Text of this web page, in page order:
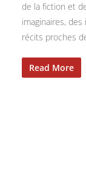
de la fiction et
imaginaires,
récits proches
Read More